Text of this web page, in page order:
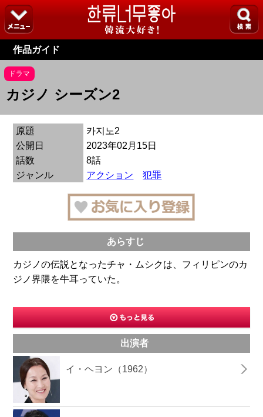
作品ガイド
ドラマ
カジノ シーズン2
原題
카지노2
公開日
2023年02月15日
話数
8話
ジャンル
アクション 犯罪
あらすじ
カジノの伝説となったチャ・ムシクは、フィリピンのカ
ジノ界隈を牛耳っていた。
出演者
イ・ヘヨン（1962）